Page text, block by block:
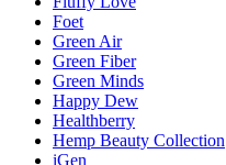
Foet
Green Air
Green Fiber
Green Minds
Happy Dew
Healthberry
Hemp Beauty Collection
iGen